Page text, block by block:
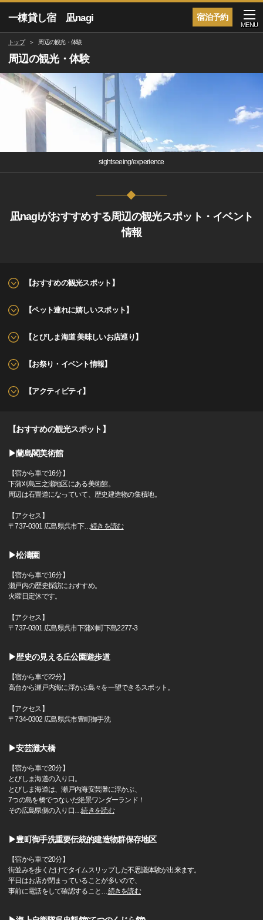
宿泊予約
一棟貸し宿 凪nagi
MENU
トップ 周辺の観光・体験
周辺の観光・体験
sightseeing/experience
凪nagiがおすすめする周辺の観光スポット・イベント
情報
【おすすめの観光スポット】
【ペット連れに嬉しいスポット】
【とびしま海道 美味しいお店巡り】
【お祭り・イベント情報】
【アクティビティ】
【おすすめの観光スポット】
▶蘭島閣美術館
【宿から車で16分】
下蒲刈島三之瀬地区にある美術館。
周辺は石畳道になっていて、歴史建造物の集積地。
【アクセス】
〒737-0301 広島県呉市下…続きを読む
▶松濤園
【宿から車で16分】
瀬戸内の歴史探訪におすすめ。
火曜日定休です。
【アクセス】
〒737-0301 広島県呉市下蒲刈町下島2277-3
▶歴史の見える丘公園遊歩道
【宿から車で22分】
高台から瀬戸内海に浮かぶ島々を一望できるスポット。
【アクセス】
〒734-0302 広島県呉市豊町御手洗
▶安芸灘大橋
【宿から車で20分】
とびしま海道の入り口。
とびしま海道は、瀬戸内海安芸灘に浮かぶ、
7つの島を橋でつないだ絶景ワンダーランド！
その広島県側の入り口…続きを読む
▶豊町御手洗重要伝統的建造物群保存地区
【宿から車で20分】
街並みを歩くだけでタイムスリップした不思議体験が出来ます。
平日はお店が閉まっていることが多いので、
事前に電話をして確認すること …続きを読む